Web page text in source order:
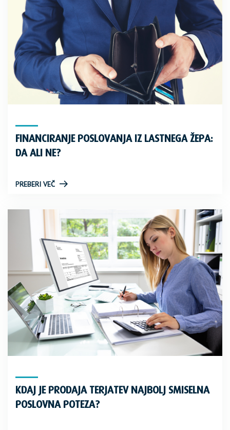
FINANCIRANJE POSLOVANJA IZ LASTNEGA ŽEPA:
DA ALI NE?
PREBERI VEČ
KDAJ JE PRODAJA TERJATEV NAJBOLJ SMISELNA
POSLOVNA POTEZA?